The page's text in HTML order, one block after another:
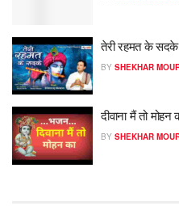
तेरी रहमत के सदके
BY SHEKHAR
दीवाना मैं तो
BY SHEKHAR